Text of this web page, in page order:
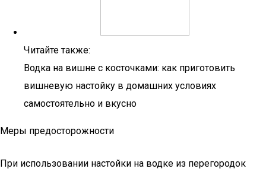
Читайте также:
Водка на вишне с косточками: как приготовить
вишневую настойку в домашних условиях
самостоятельно и вкусно
Меры предосторожности
При использовании настойки на водке из перегородок